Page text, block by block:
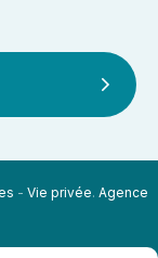
- Vie privée. Agence